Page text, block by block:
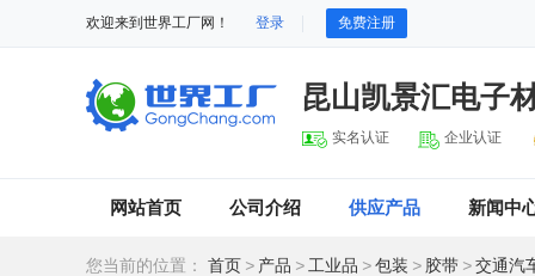
欢迎来到世界工厂网！ 登录 免费注册
昆山凯景汇电子
实名认证 企业认证
网站首页 公司介绍 供应产品 新闻中
您当前的位置： 首页 > 产品 > 工业品 >包装 > 胶带 >交通汽